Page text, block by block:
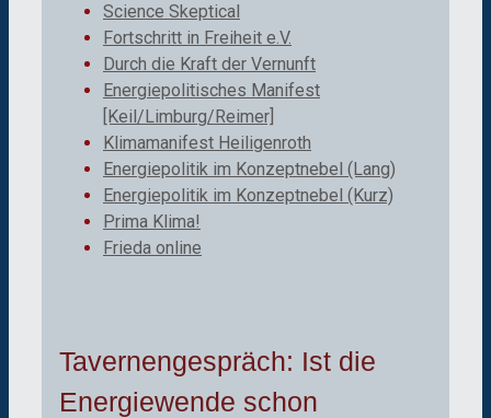
Science Skeptical
Fortschritt in Freiheit e.V.
Durch die Kraft der Vernunft
Energiepolitisches Manifest
[Keil/Limburg/Reimer]
Klimamanifest Heiligenroth
Energiepolitik im Konzeptnebel (Lang)
Energiepolitik im Konzeptnebel (Kurz)
Prima Klima!
Frieda online
Tavernengespräch: Ist die
Energiewende schon